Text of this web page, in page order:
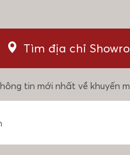
Tìm địa chỉ
tin mới nhất về khuyến